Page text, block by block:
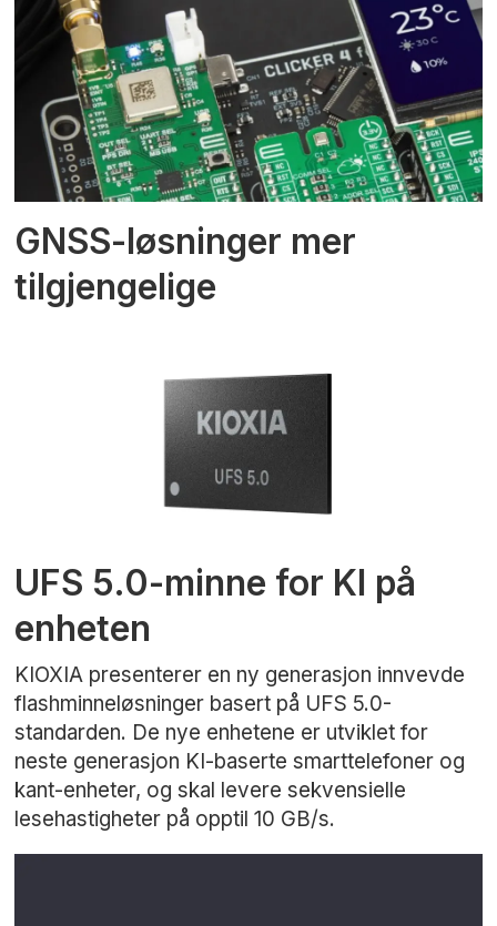
GNSS-løsninger mer
tilgjengelige
UFS 5.0-minne for KI på
enheten
KIOXIA presenterer en ny generasjon innvevde
flashminneløsninger basert på UFS 5.0-
standarden. De nye enhetene er utviklet for
neste generasjon KI-baserte smarttelefoner og
kant-enheter, og skal levere sekvensielle
lesehastigheter på opptil 10 GB/s.